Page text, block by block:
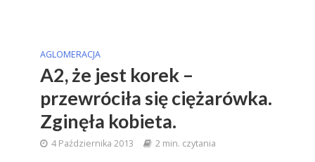
AGLOMERACJA
A2, że jest korek –
przewróciła się ciężarówka.
Zginęła kobieta.
4 Października 2013 2 min. czytania